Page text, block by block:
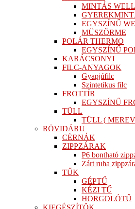
MINTÁS
EGYSZÍNŰ
MŰSZŐRME
POLÁR THERMO
EGYSZÍNŰ
KARÁCSONYI
FILC-ANYAGOK
Gyapjúfilc
Szintetikus filc
FROTTÍR
EGYSZÍNŰ
TÜLL
TÜLL (
RÖVIDÁRU
CÉRNÁK
ZIPPZÁRAK
P6 bontható
Zárt ruha
TŰK
GÉPTŰ
KÉZI TŰ
HORGOLÓTŰ
KIEGÉSZÍTŐK